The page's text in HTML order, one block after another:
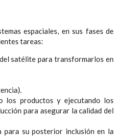
espaciales, en sus fases de
tareas:
satélite para transformarlos en
los productos y ejecutando los
para asegurar la calidad del
para su posterior inclusión en la